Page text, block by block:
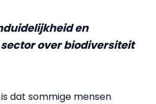
en
over biodiversiteit
dat sommige mensen